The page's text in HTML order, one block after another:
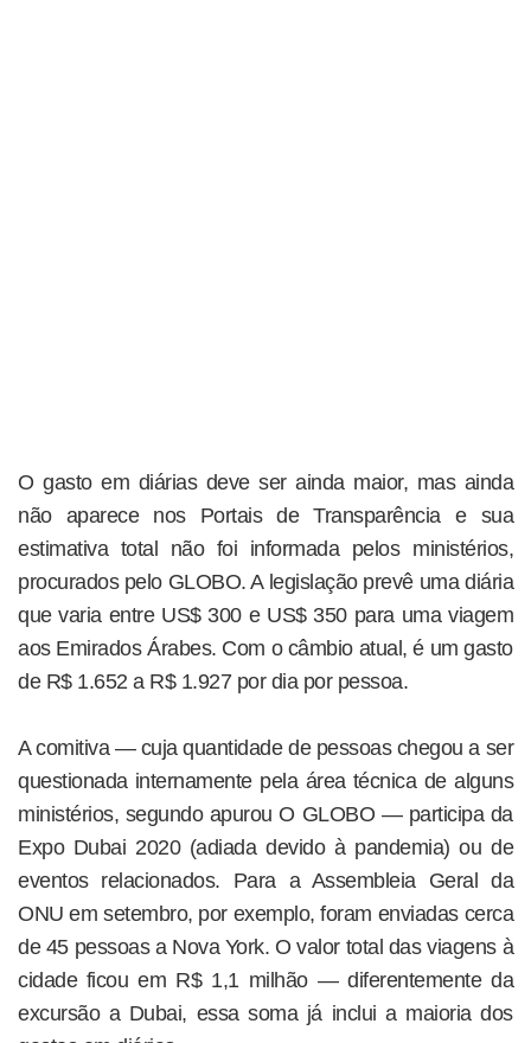
O gasto em diárias deve ser ainda maior, mas ainda
não aparece nos Portais de Transparência e sua
estimativa total não foi informada pelos ministérios,
procurados pelo GLOBO. A legislação prevê uma diária
que varia entre US$ 300 e US$ 350 para uma viagem
aos Emirados Árabes. Com o câmbio atual, é um gasto
de R$ 1.652 a R$ 1.927 por dia por pessoa.
A comitiva — cuja quantidade de pessoas chegou a ser
questionada internamente pela área técnica de alguns
ministérios, segundo apurou O GLOBO — participa da
Expo Dubai 2020 (adiada devido à pandemia) ou de
eventos relacionados. Para a Assembleia Geral da
ONU em setembro, por exemplo, foram enviadas cerca
de 45 pessoas a Nova York. O valor total das viagens à
cidade ficou em R$ 1,1 milhão — diferentemente da
excursão a Dubai, essa soma já inclui a maioria dos